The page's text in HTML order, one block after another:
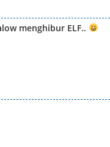
menghibur ELF..